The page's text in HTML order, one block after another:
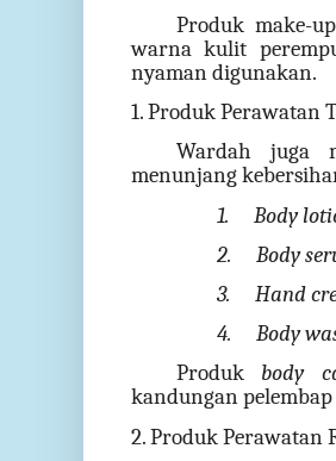
Produk make-
warna kulit
nyaman digunakan.
1. Produk Perawatan
Wardah juga
menunjang
1.
Body
2.
Body
3.
Hand
4.
Body
Produk body
kandungan
2. Produk Perawatan